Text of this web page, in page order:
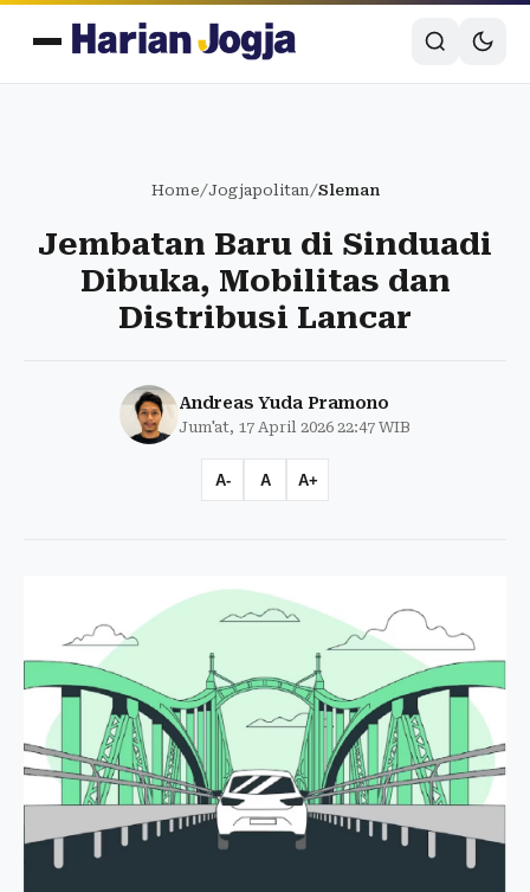
Home/Jogjapolitan/Sleman
Jembatan Baru di Sinduadi
Dibuka, Mobilitas dan
Distribusi Lancar
Andreas Yuda Pramono
Jum'at, 17 April 2026 22:47 WIB
A- A A+